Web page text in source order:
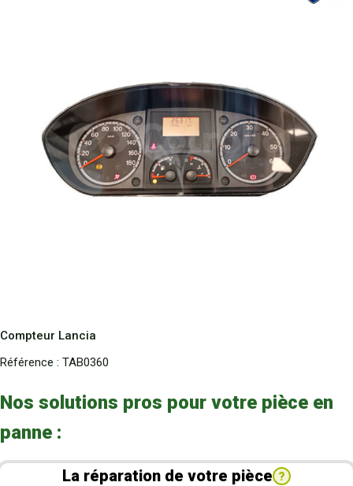
Compteur Lancia
Référence : TAB0360
Nos solutions pros pour votre pièce en
panne :
La réparation de votre pièce ?